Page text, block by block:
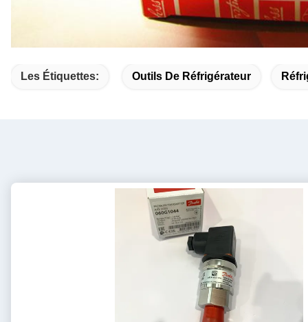
Les Étiquettes: Outils De Réfrigérateur